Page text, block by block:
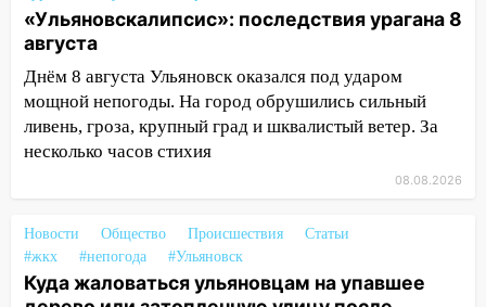
Деева в Заволжье
14:26 Жители Ульяновска сами
пытаются расчистить ливнёвки, не
дождавшись коммунальщиков
14:16 Шторм продолжает ломать город:
на улице Любови Шевцовой рухнул
14:14
Студента из Ульяновска обманули
мошенники под видом преподавателя
14:12 Куда жаловаться ульяновцам на
«Ульяновскалипсис»: последствия урагана 8
августа
Днём 8 августа Ульяновск оказался под ударом
мощной непогоды. На город обрушились сильный
ливень, гроза, крупный град и шквалистый ветер. За
несколько часов стихия
08.08.2026
Новости Общество Происшествия
Статьи
#жкх
#непогода #Ульяновск
Куда жаловаться ульяновцам на упавшее